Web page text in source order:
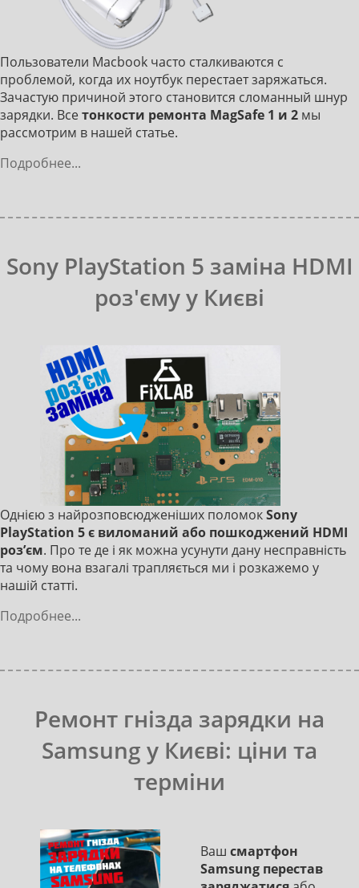
Пользователи Macbook часто сталкиваются с
проблемой, когда их ноутбук перестает заряжаться.
Зачастую причиной этого становится сломанный шнур
зарядки. Всетонкости ремонта MagSafe 1 и 2 мы
рассмотрим в нашей статье.
Подробнее...
Sony PlayStation 5 замінa HDMI
роз'єму у Києві
Однією з найрозповсюдженіших поломокSony
PlayStation 5 є виломаний або пошкоджений HDMI
роз’єм. Про те де і як можна усунути дану несправність
та чому вона взагалі трапляється ми і розкажемо у
нашій статті.
Подробнее...
Ремонт гнізда зарядки на
Samsung у Києві: ціни та
терміни
Ваш смартфон
Samsung перестав